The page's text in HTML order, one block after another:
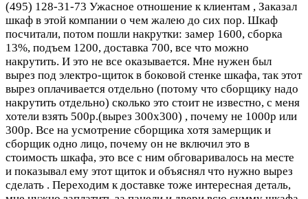
(495) 128-31-73 Ужасное отношение к клиентам , Заказал
шкаф в этой компании о чем жалею до сих пор. Шкаф
посчитали, потом пошли накрутки: замер 1600, сборка
13%, подъем 1200, доставка 700, все что можно
накрутить. И это не все оказывается. Мне нужен был
вырез под электро-щиток в боковой стенке шкафа, так этот
вырез оплачивается отдельно (потому что сборщику надо
накрутить отдельно) сколько это стоит не известно, с меня
хотели взять 500р.(вырез 300х300) , почему не 1000р или
300р. Все на усмотрение сборщика хотя замерщик и
сборщик одно лицо, почему он не включил это в
стоимость шкафа, это все с ним обговаривалось на месте
и показывал ему этот щиток и объяснял что нужно вырез
сделать . Переходим к доставке тоже интересная деталь,